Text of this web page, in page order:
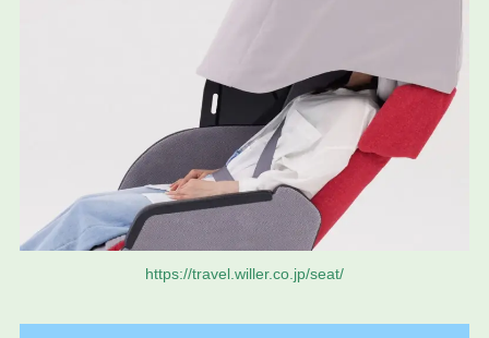
https://travel.willer.co.jp/seat/